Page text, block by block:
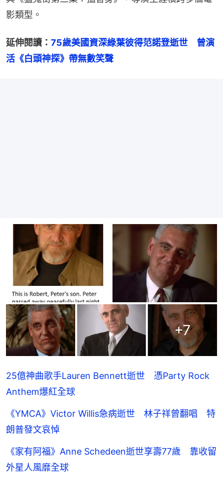
影類型。
延伸閱讀： 75歲美國資深綠葉彼得范諾登逝世　曾演
活《白頭神探》帶無數笑聲
+7
25億神曲歌手Lauren Bennett逝世 憑Party Rock
Anthem爆紅全球
《YMCA》Victor Willis急病逝世 林子祥曾翻唱 特
朗普發文哀悼
《家有阿福》Anne Schedeen逝世享壽77歲 靠收留
外星人風靡全球